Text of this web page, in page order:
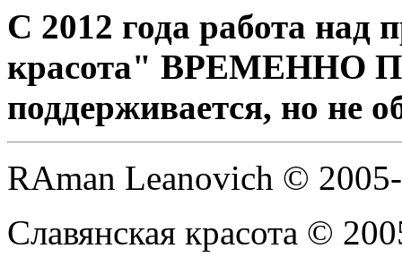
С 2012 года работа над
красота" ВРЕМЕННО
поддерживается, но не
RAman Leanovich ©
Славянская красота ©